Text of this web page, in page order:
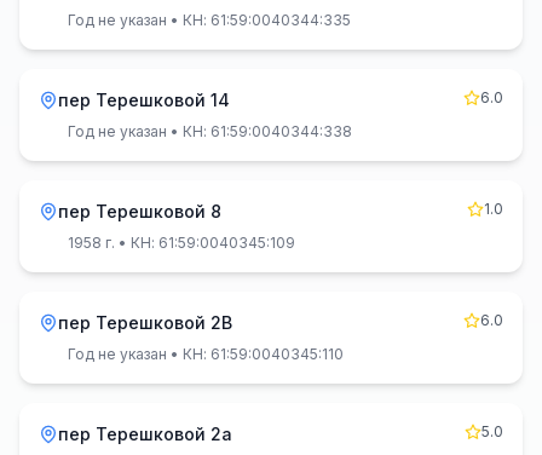
Год не указан • КН: 61:59:0040344:335
пер Терешковой 14
6.0
Год не указан • КН: 61:59:0040344:338
пер Терешковой 8
1.0
1958 г. • КН: 61:59:0040345:109
пер Терешковой 2В
6.0
Год не указан • КН: 61:59:0040345:110
пер Терешковой 2а
5.0